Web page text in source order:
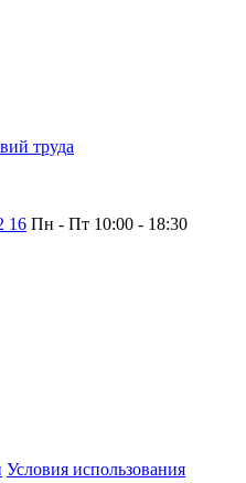
труда
16 Пн - Пт 10:00 - 18:30
Условия использования